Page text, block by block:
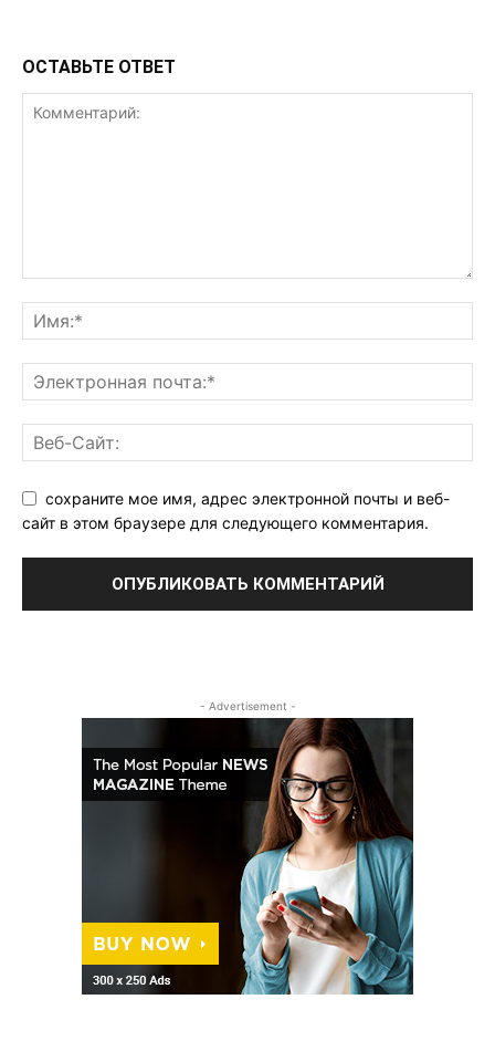
ОСТАВЬТЕ ОТВЕТ
сохраните мое имя, адрес электронной почты и веб-
сайт в этом браузере для следующего комментария.
- Advertisement -